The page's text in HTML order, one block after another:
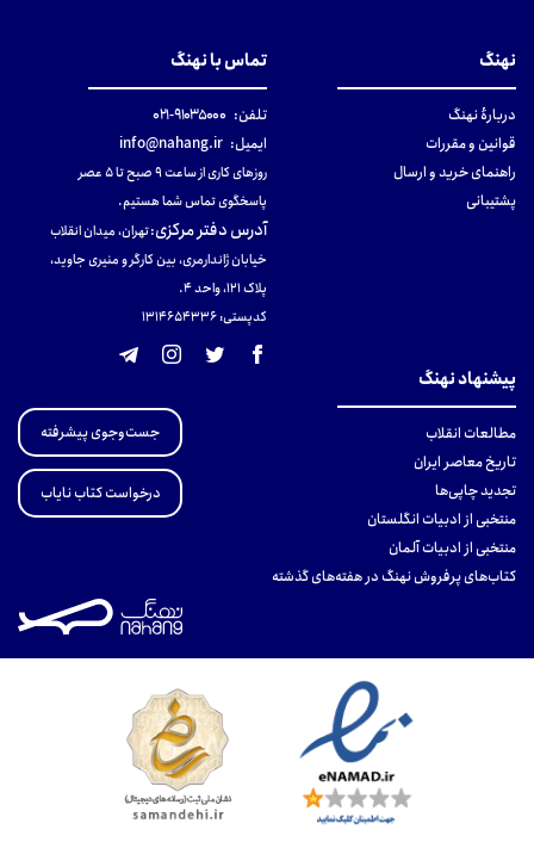
نهنگ
دربارهٔ نهنگ
قوانین و مقررات
راهنمای خرید و ارسال
پشتیبانی
تماس با نهنگ
تلفن: ۹۱۰۳۵۰۰۰-۰۲۱
ایمیل: info@nahang.ir
روزهای کاری از ساعت ۹ صبح تا ۵ عصر
پاسخگوی تماس شما هستیم.
آدرس دفتر مرکزی:تهران، میدان انقلاب
خیابان ژاندارمری، بین کارگر و منیری جاوید،
پلاک 121، واحد ۴.
کدپستی: 131465433۶
پیشنهاد نهنگ
مطالعات انقلاب
تاریخ معاصر ایران
تجدید چاپی‌ها
منتخبی از ادبیات انگلستان
منتخبی از ادبیات آلمان
کتاب‌های پرفروش نهنگ در هفته‌های گذشته
جست‌وجوی پیشرفته
درخواست کتاب نایاب